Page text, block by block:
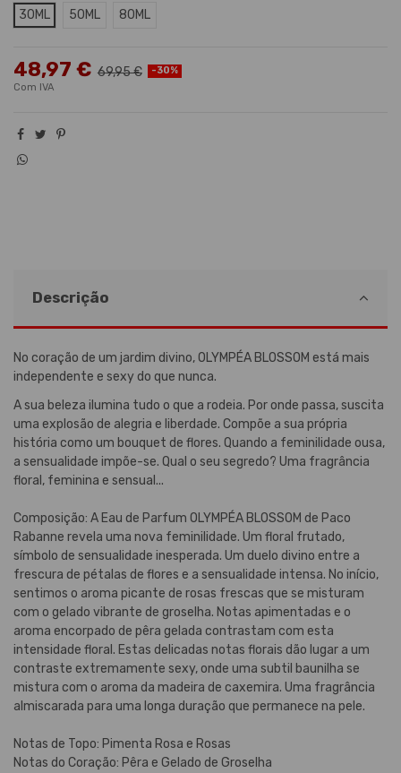
30ML
50ML 80ML
48,97 € 69,95 €
-30%
Com IVA
Descrição
No coração de um jardim divino, OLYMPÉA BLOSSOM está mais
independente e sexy do que nunca.
A sua beleza ilumina tudo o que a rodeia. Por onde passa, suscita
uma explosão de alegria e liberdade. Compõe a sua própria
história como um bouquet de flores. Quando a feminilidade ousa,
a sensualidade impõe-se. Qual o seu segredo? Uma fragrância
floral, feminina e sensual...
Composição: A Eau de Parfum OLYMPÉA BLOSSOM de Paco
Rabanne revela uma nova feminilidade. Um floral frutado,
símbolo de sensualidade inesperada. Um duelo divino entre a
frescura de pétalas de flores e a sensualidade intensa. No início,
sentimos o aroma picante de rosas frescas que se misturam
com o gelado vibrante de groselha. Notas apimentadas e o
aroma encorpado de pêra gelada contrastam com esta
intensidade floral. Estas delicadas notas florais dão lugar a um
contraste extremamente sexy, onde uma subtil baunilha se
mistura com o aroma da madeira de caxemira. Uma fragrância
almiscarada para uma longa duração que permanece na pele.
Notas de Topo: Pimenta Rosa e Rosas
Notas do Coração: Pêra e Gelado de Groselha